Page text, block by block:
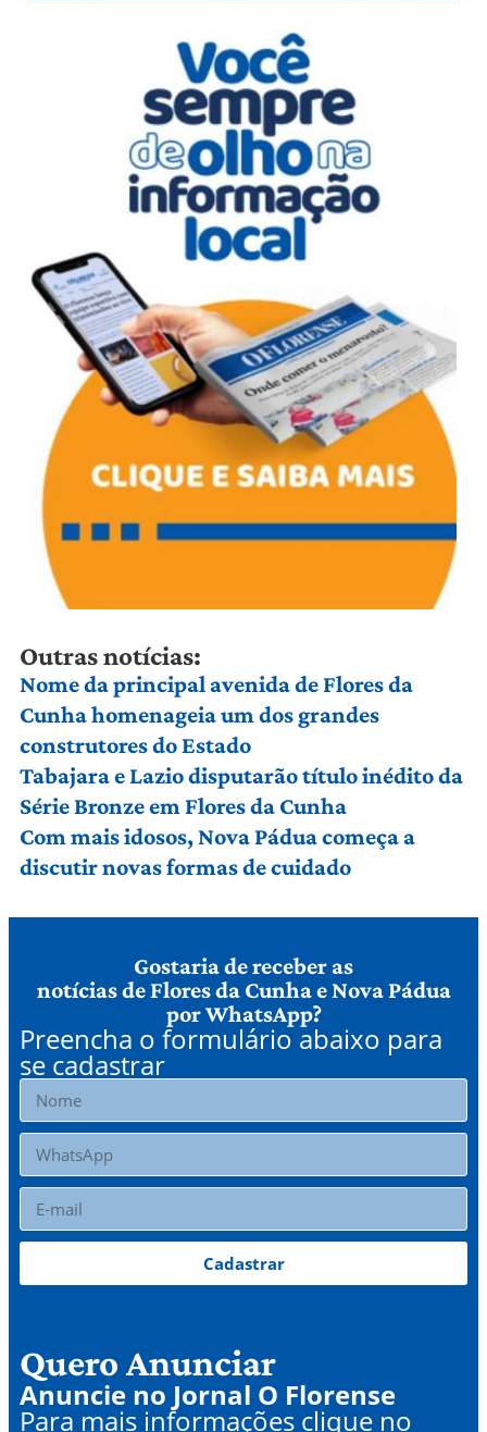
Outras notícias:
Nome da principal avenida de Flores da
Cunha homenageia um dos grandes
construtores do Estado
Tabajara e Lazio disputarão título inédito da
Série Bronze em Flores da Cunha
Com mais idosos, Nova Pádua começa a
discutir novas formas de cuidado
Gostaria de receber as
notícias de Flores da Cunha e Nova Pádua
por WhatsApp?
Preencha o formulário abaixo para
se cadastrar
Cadastrar
Quero Anunciar
Anuncie no Jornal O Florense
Para mais informações clique no